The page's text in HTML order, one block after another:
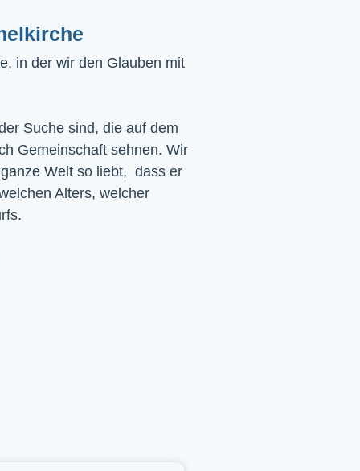
in der wir den Glauben mit
Suche sind, die auf dem
Gemeinschaft sehnen. Wir
Welt so liebt, dass er
Alters, welcher